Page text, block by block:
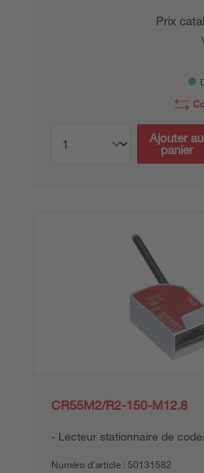
Prix
Ajouter au
panier
CR55M2/R2-150-M12.8
Lecteur stationnaire de
Numéro d’article : 50131582